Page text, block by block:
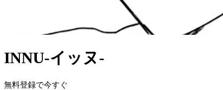
INNU-イッヌ-
無料登録で今すぐ